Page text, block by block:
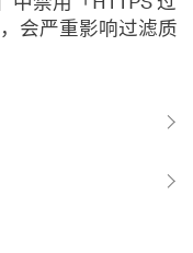
会严重影响过滤质